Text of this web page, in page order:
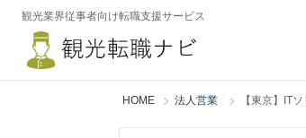
観光業界従事者向け転職支援サービス
HOME 法人営業 【東京】IT